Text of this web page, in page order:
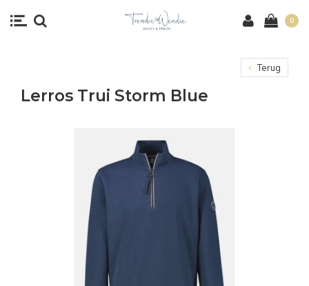
0
Terug
Lerros Trui Storm Blue